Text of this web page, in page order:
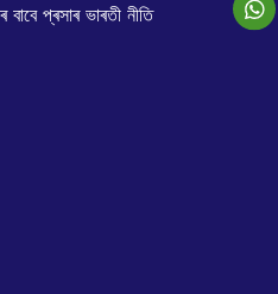
প্ৰসাৰ ভাৰতী নীতি